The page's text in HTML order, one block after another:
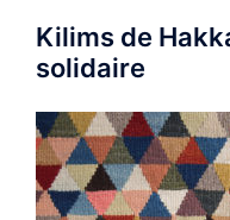
Kilims de
solidaire